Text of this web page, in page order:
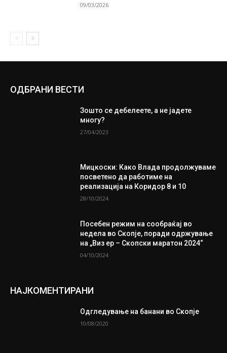
09/03/2026
ОДБРАНИ ВЕСТИ
Зошто се дебелеете, а не јадете
многу?
27/04/2023
Мицкоски: Како Влада продолжуваме
посветено да работиме на
реализација на Коридор 8 и 10
28/10/2024
Посебен режим на сообраќај во
недела во Скопје, поради одржување
на „Виз ер – Скопски маратон 2024“
04/10/2024
НАЈКОМЕНТИРАНИ
Одгледување на банани во Скопје
10/08/2020